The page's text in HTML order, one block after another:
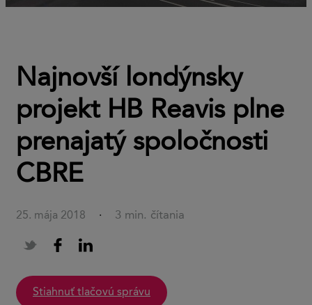
Najnovší londýnsky
projekt HB Reavis plne
prenajatý spoločnosti
CBRE
25. mája 2018 · 3 min. čítania
stiahnuť tlačovú správu